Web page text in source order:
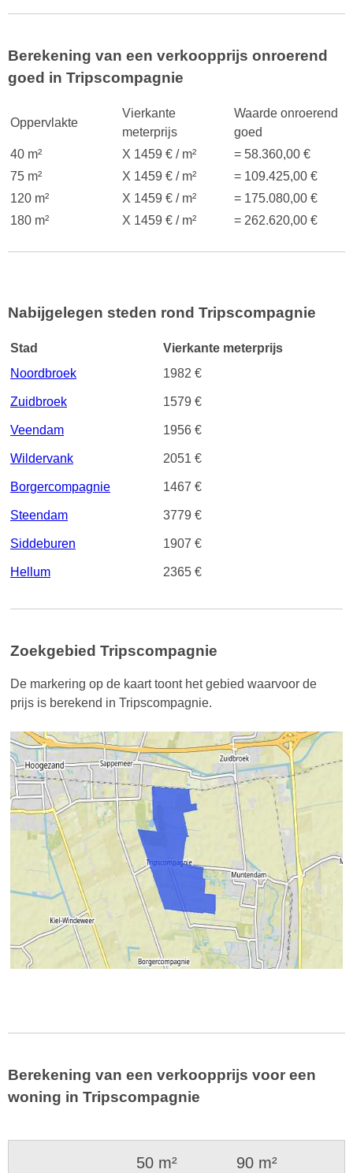
Berekening van een verkoopprijs onroerend
goed in Tripscompagnie
Oppervlakte
Vierkante
meterprijs
Waarde onroerend
goed
40 m²
X 1459 € / m²
= 58.360,00 €
75 m²
X 1459 € / m²
= 109.425,00 €
120 m²
X 1459 € / m²
= 175.080,00 €
180 m²
X 1459 € / m² = 262.620,00 €
Nabijgelegen steden rond Tripscompagnie
Stad
Vierkante meterprijs
Noordbroek
1982 €
Zuidbroek 1579 €
Veendam 1956 €
Wildervank 2051 €
Borgercompagnie 1467 €
Steendam 3779 €
Siddeburen 1907 €
Hellum 2365 €
Zoekgebied Tripscompagnie
De markering op de kaart toont het gebied waarvoor de
prijs is berekend in Tripscompagnie.
Berekening van een verkoopprijs voor een
woning in Tripscompagnie
50 m²
90 m²